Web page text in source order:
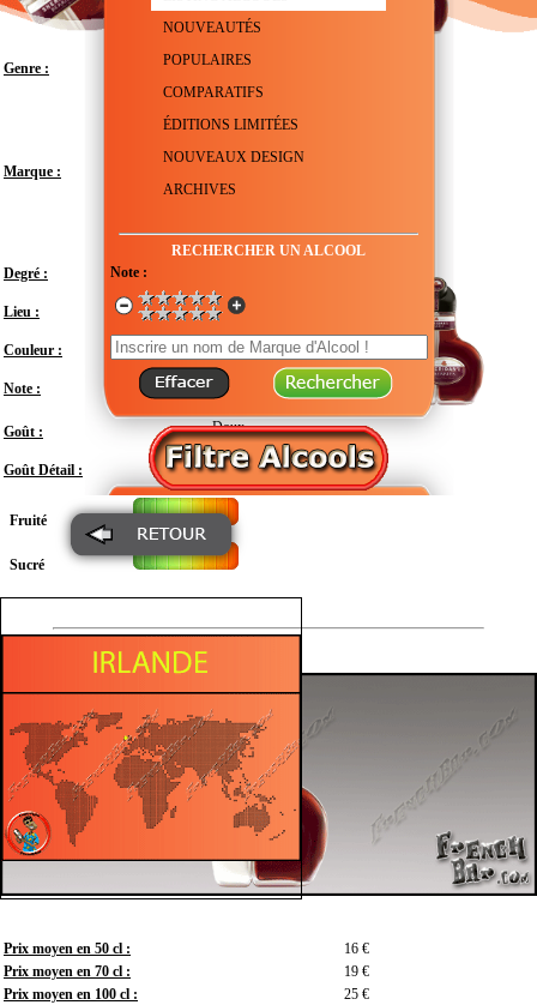
NOUVEAUTÉS
POPULAIRES
COMPARATIFS
ÉDITIONS LIMITÉES
NOUVEAUX DESIGN
ARCHIVES
RECHERCHER UN ALCOOL
Note :
Genre : Liqueur de Myrtille
Marque :
Degré :
Lieu : Irlande
Couleur :
Note : En attente de test
Goût : Doux
Goût Détail :
Fruité
Sucré
Prix moyen en 50 cl :
16 €
Prix moyen en 70 cl :
19 €
Prix moyen en 100 cl :
25 €